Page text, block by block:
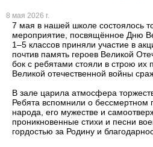
8 мая 2026 г.
7 мая в нашей школе состоялось
мероприятие, посвящённое Дню
1–5 классов приняли участие в
почтив память героев Великой
бок с ребятами стояли в строю их
Великой отечественной войны
В зале царила атмосфера
Ребята вспомнили о бессмертном
народа, его мужестве и
проникновенные стихи и песни
гордостью за Родину и